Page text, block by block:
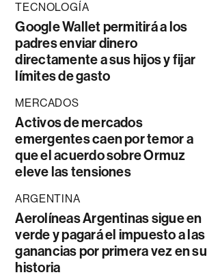
TECNOLOGÍA
Google Wallet permitirá a los
padres enviar dinero
directamente a sus hijos y fijar
límites de gasto
MERCADOS
Activos de mercados
emergentes caen por temor a
que el acuerdo sobre Ormuz
eleve las tensiones
ARGENTINA
Aerolíneas Argentinas sigue en
verde y pagará el impuesto a las
ganancias por primera vez en su
historia